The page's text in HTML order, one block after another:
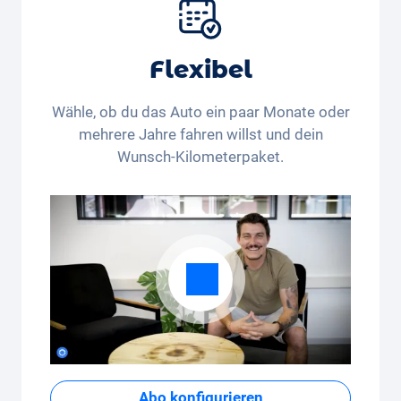
Flexibel
Wähle, ob du das Auto ein paar Monate oder
mehrere Jahre fahren willst und dein
Wunsch-Kilometerpaket.
Abo konfigurieren